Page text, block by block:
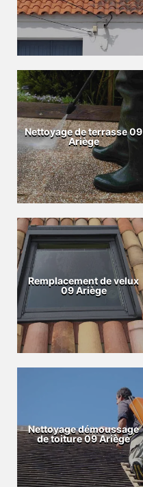
Nettoyage de terrasse 09
Ariège
Remplacement de velux
09 Ariège
Nettoyage démoussage
de toiture 09 Ariège